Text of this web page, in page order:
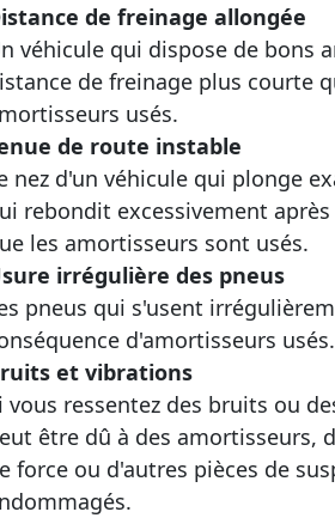
de freinage allongée
véhicule qui dispose de bons
de freinage plus courte
usés.
de route instable
nez d'un véhicule qui plonge
rebondit excessivement
les amortisseurs sont usés.
irrégulière des pneus
pneus qui s'usent
d'amortisseurs usés.
et vibrations
vous ressentez des bruits ou
être dû à des amortisseurs,
force ou d'autres pièces de